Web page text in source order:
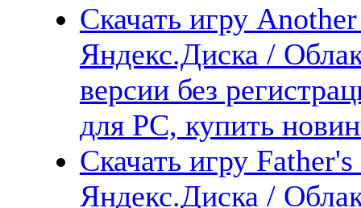
Скачать игру
Яндекс.Диска /
версии без
для PC, купить
Скачать игру
Яндекс.Диска /